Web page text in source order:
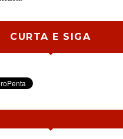
CURTA E SIGA